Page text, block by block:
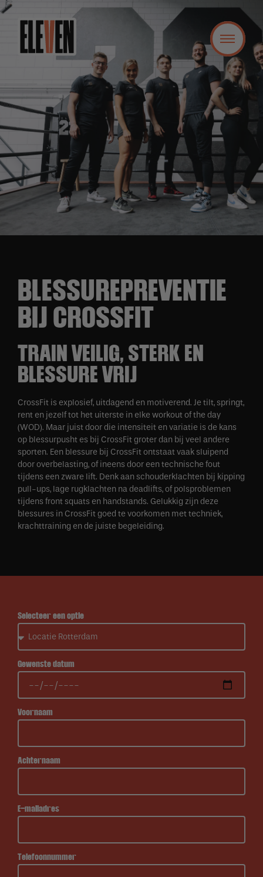
BLESSUREPREVENTIE
BIJ CROSSFIT
TRAIN VEILIG, STERK EN
BLESSURE VRIJ
CrossFit is explosief, uitdagend en motiverend. Je tilt, springt,
rent en jezelf tot het uiterste in elke workout of the day
(WOD). Maar juist door die intensiteit en variatie is de kans
op blessurpusht es bij CrossFit groter dan bij veel andere
sporten. Een blessure bij CrossFit ontstaat vaak sluipend
door overbelasting, of ineens door een technische fout
tijdens een zware lift. Denk aan schouderklachten bij kipping
pull-ups, lage rugklachten na deadlifts, of polsproblemen
tijdens front squats en handstands. Gelukkig zijn deze
blessures in CrossFit goed te voorkomen met techniek,
krachttraining en de juiste begeleiding.
Selecteer een optie
Gewenste datum
Voornaam
Achternaam
E-mailadres
Telefoonnummer